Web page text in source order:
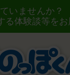
いませんか
る体験談等を